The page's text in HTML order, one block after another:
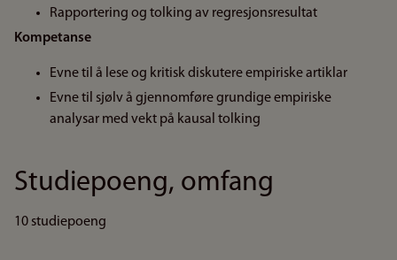
Rapportering og tolking av regresjonsresultat
Kompetanse
Evne til å lese og kritisk diskutere empiriske artiklar
Evne til sjølv å gjennomføre grundige empiriske
analysar med vekt på kausal tolking
Studiepoeng, omfang
10 studiepoeng